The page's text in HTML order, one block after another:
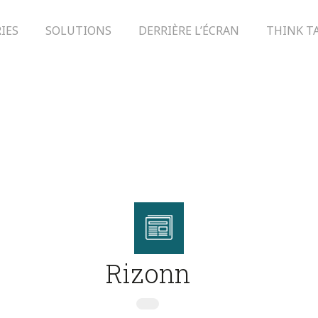
SOLUTIONS DERRIÈRE L’ÉCRAN THINK
Rizonn